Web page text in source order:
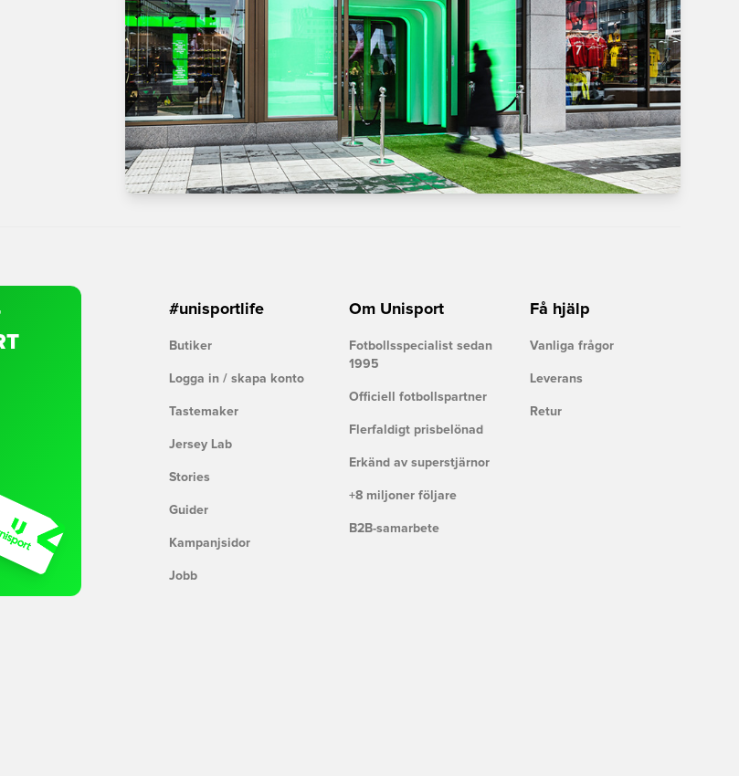
#unisportlife
Butiker
Logga in / skapa konto
Tastemaker
Jersey Lab
Stories
Guider
Kampanjsidor
Jobb
Om Unisport
Fotbollsspecialist sedan
1995
Officiell fotbollspartner
Flerfaldigt prisbelönad
Erkänd av superstjärnor
+8 miljoner följare
B2B-samarbete
Få hjälp
Vanliga frågor
Leverans
Retur